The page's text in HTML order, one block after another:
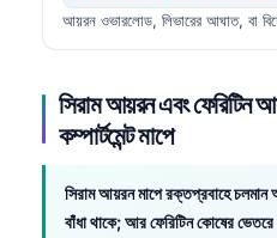
আয়রন ওভারলোড, লিভারের আঘাত, বা
সিরাম আয়রন এবং ফেরিটিন
কম্পার্টমেন্ট মাপে
সিরাম আয়রন মাপে রক্তপ্রবাহে চলমান
বাঁধা থাকে; আর ফেরিটিন কোষের